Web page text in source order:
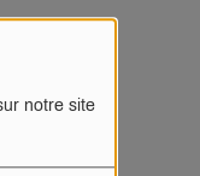
notre site